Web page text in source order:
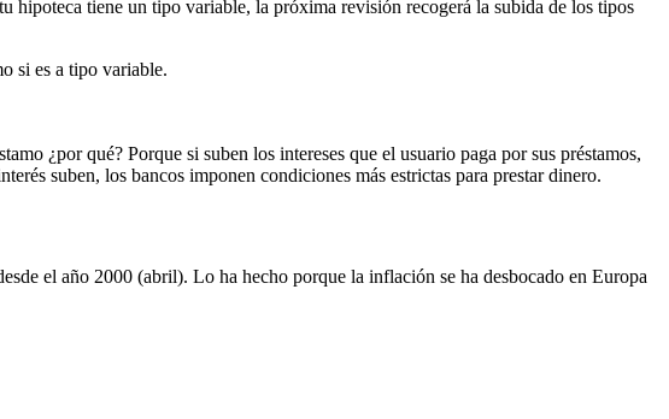
hipoteca tiene un tipo variable, la próxima revisión recogerá la subida de los tipos
si es a tipo variable.
¿por qué? Porque si suben los intereses que el usuario paga por sus préstamos,
suben, los bancos imponen condiciones más estrictas para prestar dinero.
el año 2000 (abril). Lo ha hecho porque la inflación se ha desbocado en Europa